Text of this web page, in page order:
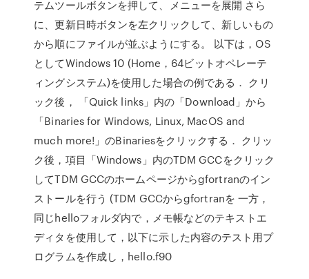
テムツールボタンを押して、メニューを展開 さら
に、更新日時ボタンを左クリックして、新しいもの
から順にファイルが並ぶようにする。 以下は，OS
としてWindows 10 (Home，64ビットオペレーテ
ィングシステム)を使用した場合の例である． クリ
ック後， 「Quick links」内の「Download」から
「Binaries for Windows, Linux, MacOS and
much more!」のBinariesをクリックする． クリッ
ク後，項目「Windows」内のTDM GCCをクリック
してTDM GCCのホームページからgfortranのイン
ストールを行う (TDM GCCからgfortranを 一方，
同じhelloフォルダ内で，メモ帳などのテキストエ
ディタを使用して，以下に示した内容のテスト用プ
ログラムを作成し，hello.f90